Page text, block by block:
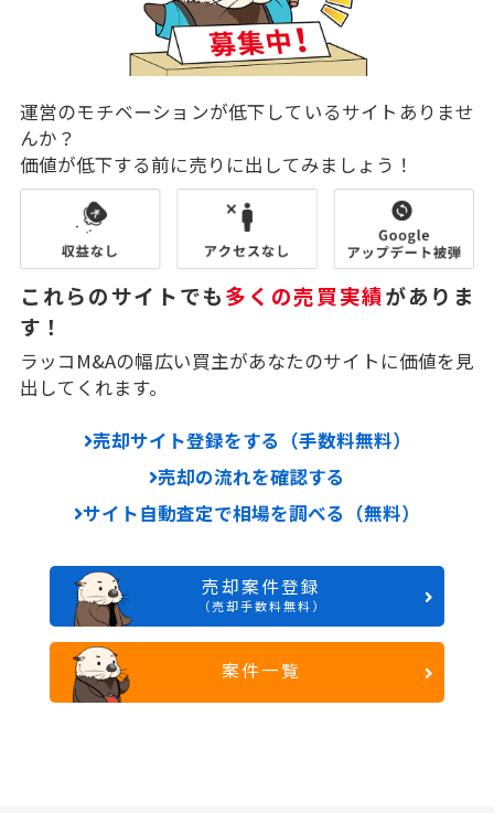
運営のモチベーションが低下しているサイトありませ
んか？
価値が低下する前に売りに出してみましょう！
これらのサイトでも多くの売買実績がありま
す！
ラッコM&Aの幅広い買主があなたのサイトに価値を見
出してくれます。
売却サイト登録をする（手数料無料）
売却の流れを確認する
サイト自動査定で相場を調べる（無料）
売却案件登録
（売却手数料無料）
案件一覧